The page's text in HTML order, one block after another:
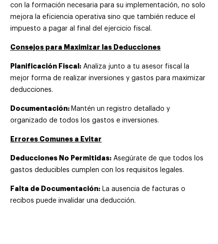
con la formación necesaria para su implementación, no solo
mejora la eficiencia operativa sino que también reduce el
impuesto a pagar al final del ejercicio fiscal.
Consejos para Maximizar las Deducciones
Planificación Fiscal: Analiza junto a tu asesor fiscal la
mejor forma de realizar inversiones y gastos para maximizar
deducciones.
Documentación: Mantén un registro detallado y
organizado de todos los gastos e inversiones.
Errores Comunes a Evitar
Deducciones No Permitidas: Asegúrate de que todos los
gastos deducibles cumplen con los requisitos legales.
Falta de Documentación: La ausencia de facturas o
recibos puede invalidar una deducción.